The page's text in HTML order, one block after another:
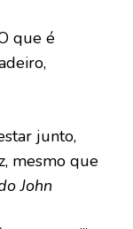
que é
junto,
mesmo que
John